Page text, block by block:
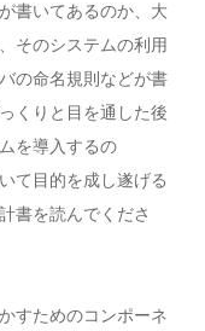
書いてあるのか、大
そのシステムの利用
の命名規則などが書
くりと目を通した後
を導入するの
て目的を成し遂げる
書を読んでくださ
すためのコンポーネ